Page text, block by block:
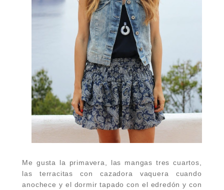
Me gusta la primavera, las mangas tres cuartos,
las terracitas con cazadora vaquera cuando
anochece y el dormir tapado con el edredón y con